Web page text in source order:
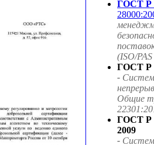
ГОСТ Р
(ISO/
ГОСТ Р
-
Общие
ГОСТ Р
2009
-